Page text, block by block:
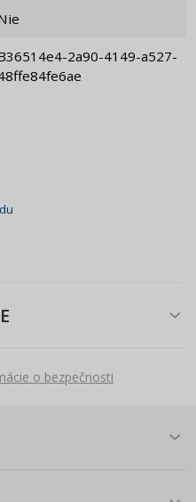
Nie
4149-a527-
o bezpečnosti